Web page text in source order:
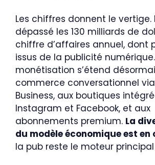
Les chiffres donnent le vertige.
dépassé les 130 milliards de
chiffre d’affaires annuel, dont
issus de la publicité
monétisation s’étend
commerce conversationnel
Business, aux boutiques
Instagram et Facebook, et aux
abonnements premium. La
du modèle économique est en
la pub reste le moteur